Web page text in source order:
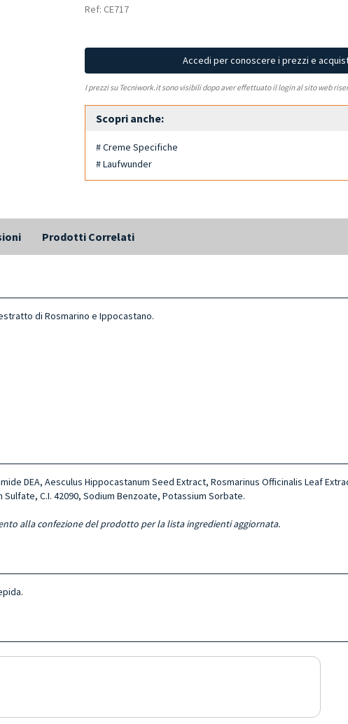
Ref: CE717
Accedi per conoscere i prezzi e
I prezzi su Tecniwork.it sono visibili dopo aver effettuato il login al sito web
Scopri anche:
# Creme Specifiche
# Laufwunder
Prodotti Correlati
di Rosmarino e Ippocastano.
DEA, Aesculus Hippocastanum Seed Extract, Rosmarinus Officinalis Leaf
Sulfate, C.I. 42090, Sodium Benzoate, Potassium Sorbate.
alla confezione del prodotto per la lista ingredienti aggiornata.